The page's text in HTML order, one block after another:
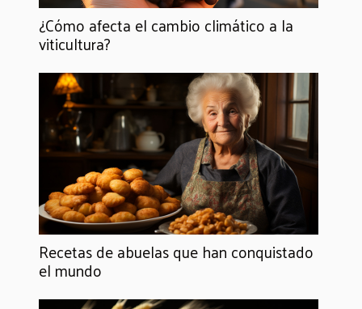
¿Cómo afecta el cambio climático a la
viticultura?
Recetas de abuelas que han conquistado
el mundo